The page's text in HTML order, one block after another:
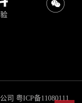
司 粤ICP备11080111